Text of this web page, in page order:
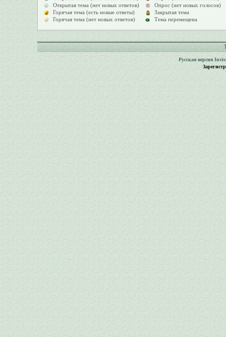
Открытая тема (нет новых ответов)
Горячая тема (есть новые ответы)
Горячая тема (нет новых ответов)
Опрос (нет новых голосов)
Закрытая тема
Тема перемещена
Русская версия